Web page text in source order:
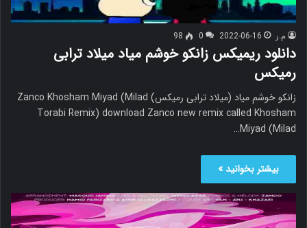
م.ر 2022-06-16
0
98
دانلود ریمیکس زانکو خوشم میاد میلاد ترابی
رمیکس
زانکو خوشم میاد (میلاد ترابی رمیکس) Zanco Khosham Miyad (Milad
Torabi Remix) download Zanco new remix called Khosham
Miyad (Milad…
بیشتر بخوانید »